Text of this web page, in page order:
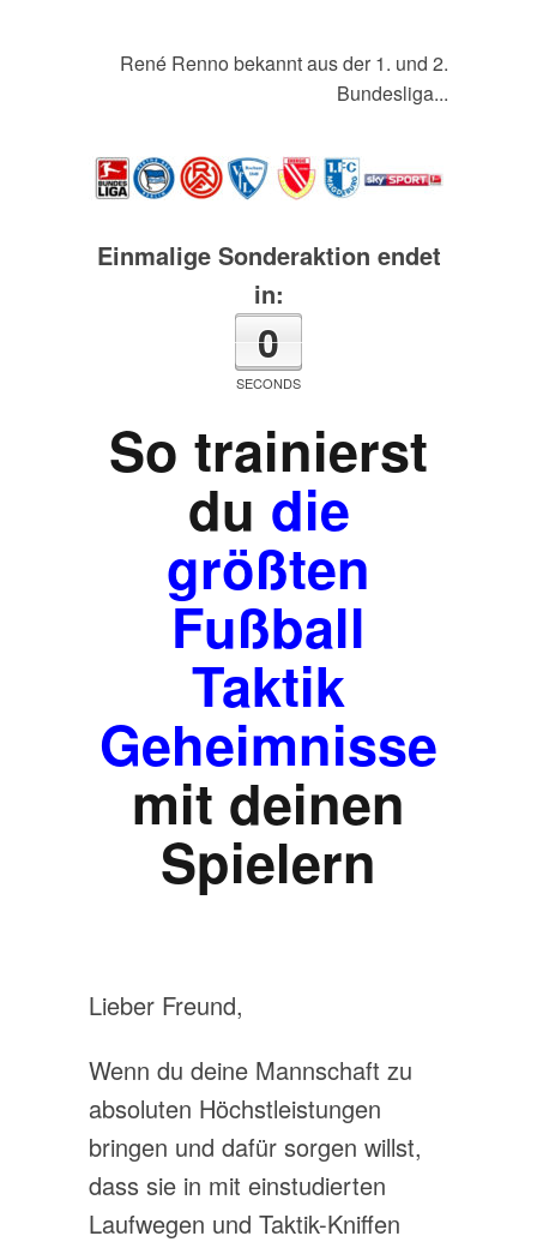
René Renno bekannt aus der 1. und 2.
Bundesliga...
Einmalige Sonderaktion endet
in:
0
SECONDS
So trainierst
du die
größten
Fußball
Taktik
Geheimnisse
mit deinen
Spielern
Lieber Freund,
Wenn du deine Mannschaft zu
absoluten Höchstleistungen
bringen und dafür sorgen willst,
dass sie in mit einstudierten
Laufwegen und Taktik-Kniffen